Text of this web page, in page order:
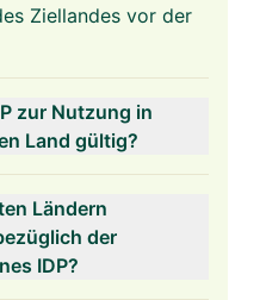
Ziellandes vor der
zur Nutzung in
Land gültig?
Ländern
der
IDP?